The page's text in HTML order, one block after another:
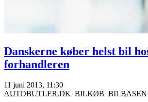
Danskerne køber helst bil
forhandleren
11 juni 2013, 11:30
AUTOBUTLER.DK BILKØB BILBASEN